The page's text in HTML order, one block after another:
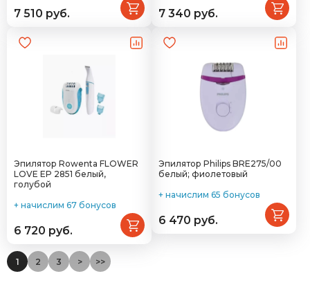
7 510 руб. 7 340 руб.
Эпилятор Rowenta FLOWER
LOVE EP 2851 белый,
голубой
+ начислим 67 бонусов
6 720 руб.
Эпилятор Philips BRE275/00
белый; фиолетовый
+ начислим 65 бонусов
6 470 руб.
1 2 3 > >>